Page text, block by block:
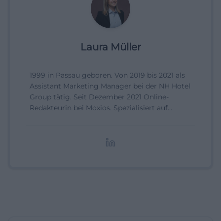
Laura Müller
1999 in Passau geboren. Von 2019 bis 2021 als
Assistant Marketing Manager bei der NH Hotel
Group tätig. Seit Dezember 2021 Online-
Redakteurin bei Moxios. Spezialisiert auf